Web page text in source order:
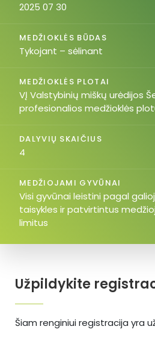
Užpildykite
Šiam renginiui registracija yra
2025 07 30
MEDŽIOKLĖS BŪDAS
Tykojant – sėlinant
MEDŽIOKLĖS PLOTAI
VĮ Valstybinių miškų urėdijos
profesionalios medžioklės
DALYVIŲ SKAIČIUS
4
MEDŽIOJAMI GYVŪNAI
Visi gyvūnai leistini pagal
taisykles ir patvirtintus
limitus